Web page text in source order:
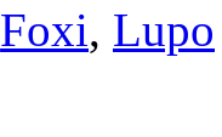
Foxi, Lupo